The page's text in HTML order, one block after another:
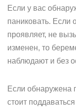
Если у вас
паниковать. Если
проявляет, не
изменен, то
наблюдают и без
Если обнаружена
стоит